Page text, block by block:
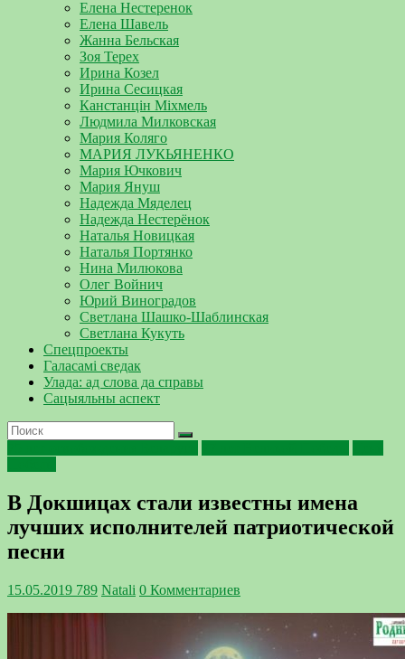
Елена Нестеренок
Елена Шавель
Жанна Бельская
Зоя Терех
Ирина Козел
Ирина Сесицкая
Канстанцін Міхмель
Людмила Милковская
Мария Коляго
МАРИЯ ЛУКЬЯНЕНКО
Мария Ючкович
Мария Януш
Надежда Мяделец
Надежда Нестерёнок
Наталья Новицкая
Наталья Портянко
Нина Милюкова
Олег Войнич
Юрий Виноградов
Светлана Шашко-Шаблинская
Светлана Кукуть
Спецпроекты
Галасамі сведак
Улада: ад слова да справы
Сацыяльны аспект
В Докшицах стали известны имена
лучших исполнителей патриотической
песни
15.05.2019 789 Natali 0 Комментариев